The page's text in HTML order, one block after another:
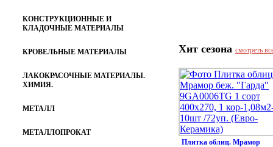
КОНСТРУКЦИОННЫЕ И
КЛАДОЧНЫЕ МАТЕРИАЛЫ
КРОВЕЛЬНЫЕ МАТЕРИАЛЫ
ЛАКОКРАСОЧНЫЕ МАТЕРИАЛЫ.
ХИМИЯ.
МЕТАЛЛ
МЕТАЛЛОПРОКАТ
Хит сезона смотреть
Плитка облиц. Мрамор